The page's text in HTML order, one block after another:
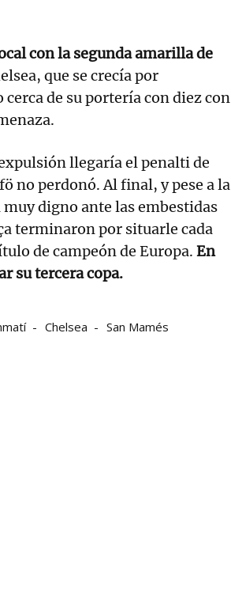
con la segunda amarilla de
que se crecía por
de su portería con diez con
llegaría el penalti de
no perdonó. Al final, y pese a la
muy digno ante las embestidas
terminaron por situarle cada
de campeón de Europa. En
su tercera copa.
Chelsea San Mamés